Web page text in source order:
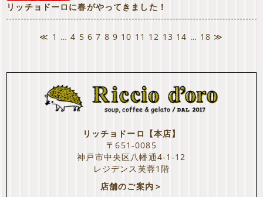
リッチョドーロに春がやってきました！
≪ 1 … 4 5 6 7 8 9 10 11 12 13 14 … 18 ≫
リッチョドーロ【本店】
〒651-0085
神戸市中央区八幡通4-1-12
レジデンス芙蓉1階
店舗のご案内＞